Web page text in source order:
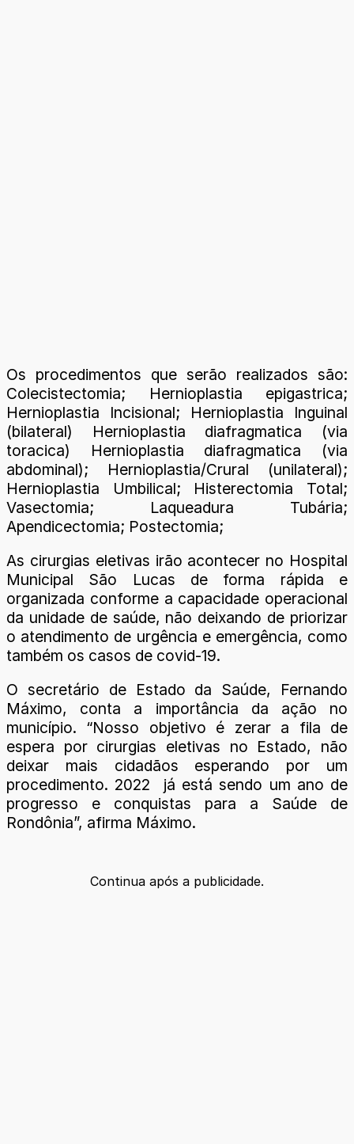
Os procedimentos que serão realizados são:
Colecistectomia; Hernioplastia epigastrica;
Hernioplastia Incisional; Hernioplastia Inguinal
(bilateral) Hernioplastia diafragmatica (via
toracica) Hernioplastia diafragmatica (via
abdominal); Hernioplastia/Crural (unilateral);
Hernioplastia Umbilical; Histerectomia Total;
Vasectomia; Laqueadura Tubária;
Apendicectomia; Postectomia;
As cirurgias eletivas irão acontecer no Hospital
Municipal São Lucas de forma rápida e
organizada conforme a capacidade operacional
da unidade de saúde, não deixando de priorizar
o atendimento de urgência e emergência, como
também os casos de covid-19.
O secretário de Estado da Saúde, Fernando
Máximo, conta a importância da ação no
município. “Nosso objetivo é zerar a fila de
espera por cirurgias eletivas no Estado, não
deixar mais cidadãos esperando por um
procedimento. 2022 já está sendo um ano de
progresso e conquistas para a Saúde de
Rondônia”, afirma Máximo.
Continua após a publicidade.